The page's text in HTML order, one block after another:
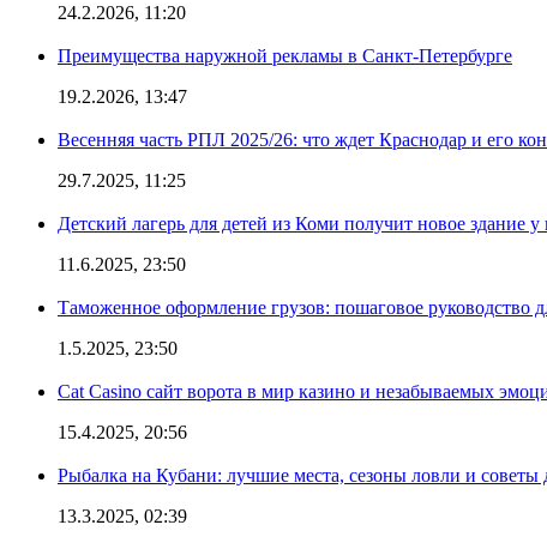
24.2.2026, 11:20
Преимущества наружной рекламы в Санкт-Петербурге
19.2.2026, 13:47
Весенняя часть РПЛ 2025/26: что ждет Краснодар и его
29.7.2025, 11:25
Детский лагерь для детей из Коми получит новое здание
11.6.2025, 23:50
Таможенное оформление грузов: пошаговое руководство
1.5.2025, 23:50
Cat Casino сайт ворота в мир казино и незабываемых
15.4.2025, 20:56
Рыбалка на Кубани: лучшие места, сезоны ловли и
13.3.2025, 02:39